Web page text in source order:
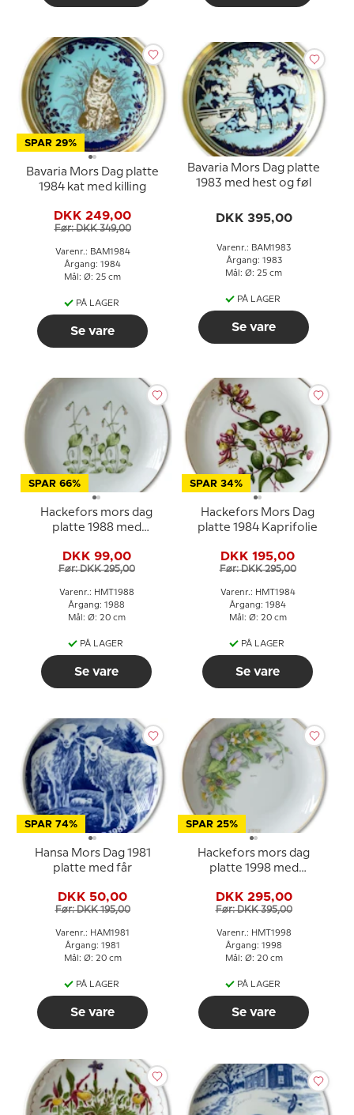
SPAR 29%
Bavaria Mors Dag platte
1984 kat med killing
DKK 249,00
Før: DKK 349,00
Varenr.: BAM1984
Årgang: 1984
Mål: Ø: 25 cm
PÅ LAGER
Se vare
Bavaria Mors Dag platte
1983 med hest og føl
DKK 395,00
Varenr.: BAM1983
Årgang: 1983
Mål: Ø: 25 cm
PÅ LAGER
Se vare
SPAR 66%
Hackefors mors dag
platte 1988 med
DKK 99,00
Før: DKK 295,00
Varenr.: HMT1988
Årgang: 1988
Mål: Ø: 20 cm
PÅ LAGER
Se vare
SPAR 34%
Hackefors Mors Dag
platte 1984 Kaprifolie
DKK 195,00
Før: DKK 295,00
Varenr.: HMT1984
Årgang: 1984
Mål: Ø: 20 cm
PÅ LAGER
Se vare
SPAR 74%
Hansa Mors Dag 1981
platte med får
DKK 50,00
Før: DKK 195,00
Varenr.: HAM1981
Årgang: 1981
Mål: Ø: 20 cm
PÅ LAGER
Se vare
SPAR 25%
Hackefors mors dag
platte 1998 med
gulddekoration
DKK 295,00
Før: DKK 395,00
Varenr.: HMT1998
Årgang: 1998
Mål: Ø: 20 cm
PÅ LAGER
Se vare